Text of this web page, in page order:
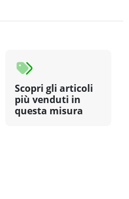
Scopri gli articoli
più venduti in
questa misura